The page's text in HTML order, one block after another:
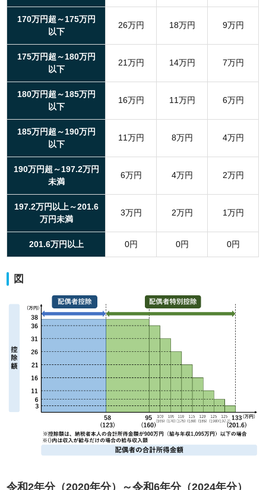
170万円超～175万円
以下
26万円 18万円 9万円
175万円超～180万円
以下
21万円 14万円 7万円
180万円超～185万円
以下
16万円 11万円 6万円
185万円超～190万円
以下
11万円 8万円 4万円
190万円超～197.2万円
未満
6万円 4万円 2万円
197.2万円以上～201.6
万円未満
3万円 2万円 1万円
201.6万円以上 0円 0円 0円
図
令和2年分（2020年分）～令和6年分（2024年分）